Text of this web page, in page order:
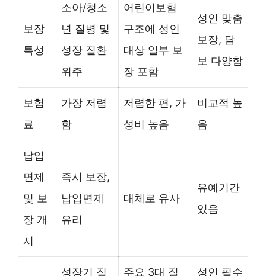
보장
특성
소아/청소
년 질병 및
성장 질환
위주
어린이보험
구조에 성인
대상 일부 보
장 포함
성인 맞춤
보장, 담
보 다양함
보험
료
가장 저렴
함
저렴한 편, 가
성비 높음
비교적 높
음
납입
면제
및 보
장 개
시
즉시 보장,
납입면제
유리
대체로 유사
유예기간
있음
성장기 질
주요 3대 질
성인 필수